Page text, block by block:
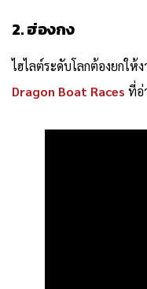
2. ฮ่องกง
ไฮไลต์ระดับโลกต้องยกให้
Dragon Boat Races ที่อ่